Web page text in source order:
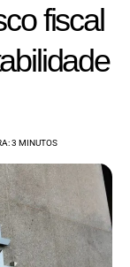
fiscal
3 MINUTOS